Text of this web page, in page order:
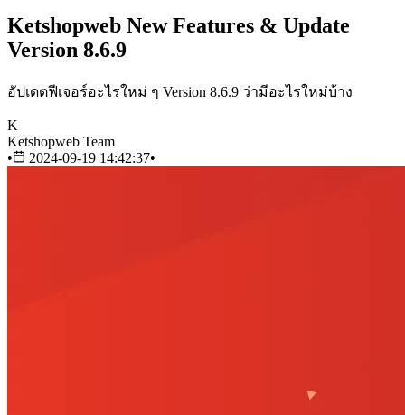
Ketshopweb New Features & Update
Version 8.6.9
อัปเดตฟีเจอร์อะไรใหม่ ๆ Version 8.6.9 ว่ามีอะไรใหม่บ้าง
K
Ketshopweb Team
•
2024-09-19 14:42:37•